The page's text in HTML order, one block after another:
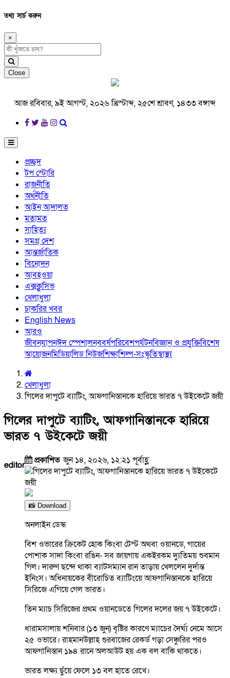
তথ্য সার্চ করুন
×
Close
আজ রবিবার, ৯ই আগস্ট, ২০২৬ খ্রিস্টাব্দ, ২৫শে শ্রাবণ, ১৪৩৩ বঙ্গাব্দ
প্রচ্ছদ
টপ স্টোরি
রাজনীতি
অর্থনীতি
আইন আদালত
মতামত
সাহিত্য
সমগ্র দেশ
আন্তর্জাতিক
বিনোদন
আবহওয়া
এক্সক্লুসিভ
খেলাধুলা
চাকরির খবর
English News
আরও
জীবনযাপনঈদ স্পেশালনববর্ষপরিবেশপর্যটনবিজ্ঞান ও প্রযুক্তিবিশেষ
আয়োজনমিডিয়ালিড নিউজশিক্ষাশিল্প-সংস্কৃতিস্বাস্থ্য
খেলাধুলা
গিলের দাপুটে ব্যাটিং, আফগানিস্তানকে হারিয়ে ভারত ৭ উইকেটে জয়ী
গিলের দাপুটে ব্যাটিং, আফগানিস্তানকে হারিয়ে
ভারত ৭ উইকেটে জয়ী
editor প্রকাশিতজুন ১৪, ২০২৬, ১২:২১ পূর্বাহ্ণ
📸 Download
অনলাইন ডেস্ক
বিশ ওভারের ক্রিকেট হোক কিংবা টেস্ট অথবা ওয়ানডে, গায়ের
পোশাক সাদা কিংবা রঙিন- সব জায়গায় একইরকম দ্যুতিময় শুবমান
গিল। দারুণ ছন্দে থাকা ব্যাটসম্যান রান তাড়ায় খেললেন দুর্দান্ত
ইনিংস। অধিনায়কের বীরোচিত ব্যাটিংয়ে আফগানিস্তানকে হারিয়ে
সিরিজে এগিয়ে গেল ভারত।
তিন ম্যাচ সিরিজের প্রথম ওয়ানডেতে গিলের দলের জয় ৭ উইকেটে।
ধারামসালায় শনিবার (১৩ জুন) বৃষ্টির কারণে ম্যাচের দৈর্ঘ্য নেমে আসে
২৫ ওভারে। রাহমানউল্লাহ গুরবাজের রেকর্ড গড়া সেঞ্চুরির পরও
আফগানিস্তান ১৯৪ রানে অলআউট হয় এক বল বাকি থাকতে।
ভারত লক্ষ্য ছুঁয়ে ফেলে ১৩ বল হাতে রেখে।